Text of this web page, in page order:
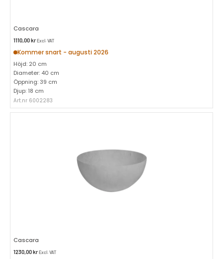
Cascara
1110,00krExcl. VAT
Kommer snart - augusti 2026
Höjd: 20 cm
Diameter: 40 cm
Öppning: 39 cm
Djup: 18 cm
Art.nr 6002283
Cascara
1230,00krExcl. VAT